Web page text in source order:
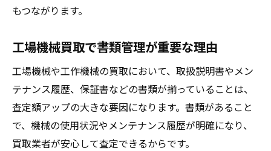
もつながります。
工場機械買取で書類管理が重要な理由
工場機械や工作機械の買取において、取扱説明書やメン
テナンス履歴、保証書などの書類が揃っていることは、
査定額アップの大きな要因になります。書類があること
で、機械の使用状況やメンテナンス履歴が明確になり、
買取業者が安心して査定できるからです。